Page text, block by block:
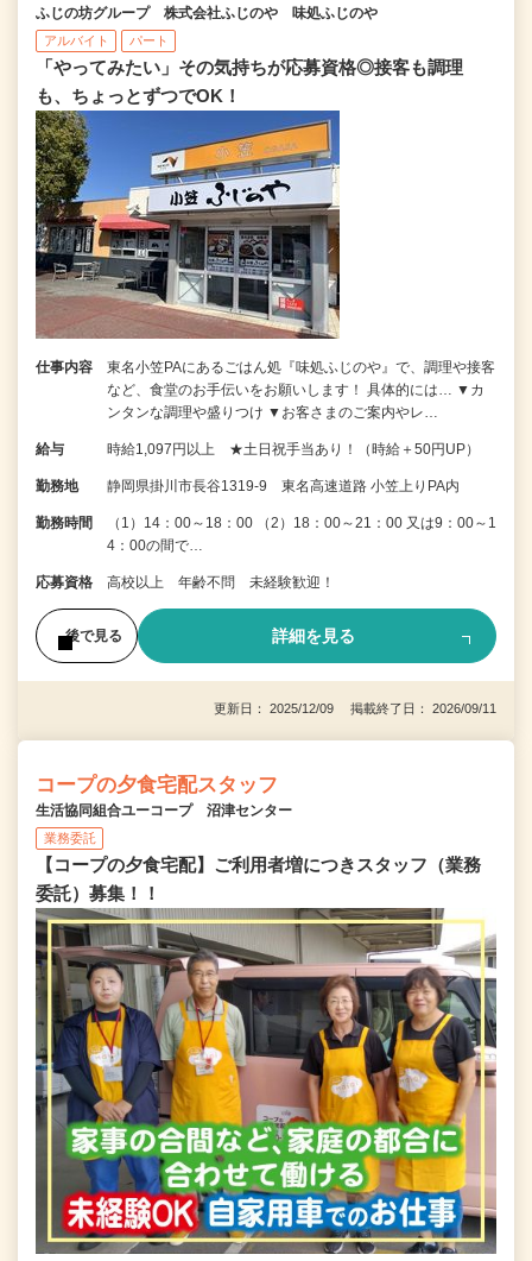
ふじの坊グループ 株式会社ふじのや 味処ふじのや
アルバイト パート
「やってみたい」その気持ちが応募資格◎接客も調理
も、ちょっとずつでOK！
仕事内容
東名小笠PAにあるごはん処『味処ふじのや』で、調理や接客
など、食堂のお手伝いをお願いします！ 具体的には… ▼カ
ンタンな調理や盛りつけ ▼お客さまのご案内やレ…
給与 時給1,097円以上 ★土日祝手当あり！（時給＋50円UP）
勤務地 静岡県掛川市長谷1319‐9 東名高速道路 小笠上りPA内
勤務時間
（1）14：00～18：00 （2）18：00～21：00 又は9：00～1
4：00の間で…
応募資格 高校以上 年齢不問 未経験歓迎！
後で見る 詳細を見る
更新日： 2025/12/09 掲載終了日： 2026/09/11
コープの夕食宅配スタッフ
生活協同組合ユーコープ 沼津センター
業務委託
【コープの夕食宅配】ご利用者増につきスタッフ（業務
委託）募集！！